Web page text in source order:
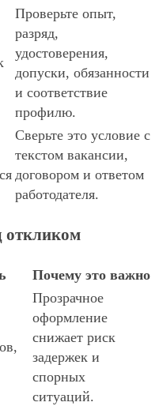
Проверьте опыт,
разряд,
удостоверения,
допуски, обязанности
и соответствие
профилю.
Сверьте это условие с
текстом вакансии,
договором и ответом
работодателя.
откликом
Почему это важно
Прозрачное
оформление
снижает риск
задержек и
спорных
ситуаций.